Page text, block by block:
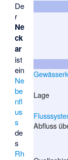
Lage
Abfluss
De
r
Ne
ck
ar
ist
ein
Ne
be
nfl
us
s
de
s
Rh